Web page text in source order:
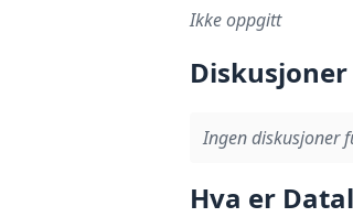
Ikke oppgitt
Ingen diskusjoner
Hva er